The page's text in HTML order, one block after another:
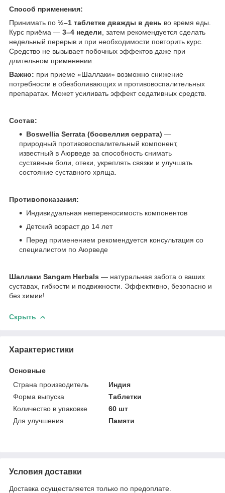
Способ применения:
Принимать по ½–1 таблетке дважды в день во время еды.
Курс приёма — 3–4 недели , затем рекомендуется сделать
недельный перерыв и при необходимости повторить курс.
Средство не вызывает побочных эффектов даже при
длительном применении.
Важно: при приеме «Шаллаки» возможно снижение
потребности в обезболивающих и противовоспалительных
препаратах. Может усиливать эффект седативных средств.
Состав:
Boswellia Serrata (босвеллия серрата) —
природный противовоспалительный компонент,
известный в Аюрведе за способность снимать
суставные боли, отеки, укреплять связки и улучшать
состояние суставного хряща.
Противопоказания:
Индивидуальная непереносимость компонентов
Детский возраст до 14 лет
Перед применением рекомендуется консультация со
специалистом по Аюрведе
Шаллаки Sangam Herbals — натуральная забота о ваших
суставах, гибкости и подвижности. Эффективно, безопасно и
без химии!
Скрыть
Характеристики
Основные
Страна производитель
Индия
Форма выпуска
Таблетки
Количество в упаковке
60 шт
Для улучшения
Памяти
Условия доставки
Доставка осуществляется только по предоплате.